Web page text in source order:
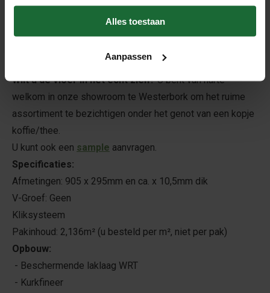
Alles toestaan
Aanpassen
een zeer sterke slijtlaag met een lange levensduur.
Wilt u de vloer in het echt zien?U bent van harte
welkom in onze showroom te Westerbork om het ruime
assortiment te bezichtigen onder het genot van een kopje
koffie/thee.
U kunt ook een sample aanvragen.
Specificaties:
Afmetingen: 905 x 295mm en ca. x 10,5mm dik
V-Groef: Geen
Kliksysteem
Pakinhoud: 2,136m² (u besteld per m², niet per pak)
Opbouw:
- Beschermende laklaag WRT
- Kurkfineer